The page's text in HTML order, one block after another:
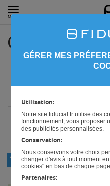
MENU
Conseil
RETOUR
CONSEIL
GÉRER MES
Utilisation:
Notre site fiducial.fr utilise des
fonctionnement, vous proposer
des publicités personnalisées.
Conservation:
Nous conservons votre choix
changer d'avis à tout moment
cookies" en bas de chaque
Partenaires: